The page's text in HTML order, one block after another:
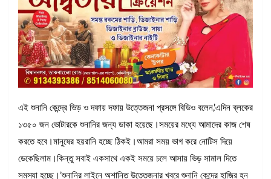
এই শুনানি কেন্দ্রে ভিড় ও দফায় দফায় উত্তেজনা প্রসঙ্গে বিডিও বলেন,’এদিন ব্লকের
১৩৫০ জন ভোটারকে শুনানির জন্য ডাকা হয়েছে।সময়ের মধ্যে আমাদের কাজ শেষ
করতে হবে।মানুষের হয়রানি হচ্ছে ঠিকই।আমরা সময় ভাগ করে নোটিস দিয়ে
ডেকেছিলাম।কিন্তু সবাই একসাথে একই সময়ে চলে আসায় ভিড় সামাল দিতে
সমস্যা হচ্ছে।’শুনানির লাইনে অশান্তি উত্তেজনার খবরে শুনানি কেন্দ্রে হাজির হন